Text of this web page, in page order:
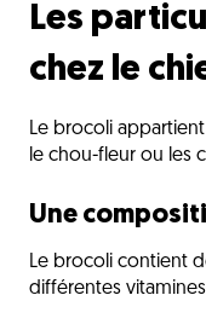
Découvrez aussi
Les
chez le
Le brocoli
le chou-fleur ou les
Une
Le brocoli contient
différentes